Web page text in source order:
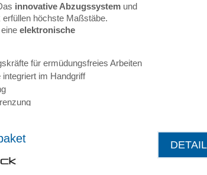
innovative Abzugssystem und
höchste Maßstäbe.
eineelektronische
für ermüdungsfreies Arbeiten
im Handgriff